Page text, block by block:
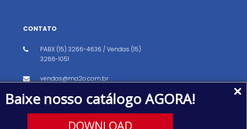
Baixe nosso catálogo AGORA!
DOWNLOAD
CONTATO
PABX (15) 3266-4636 / Vendas (15)
3266-1051
vendas@ma2o.com.br
Avenida dos Eucaliptos, 151, Distrito
Industrial, Iperó/SP CEP: 18560-000